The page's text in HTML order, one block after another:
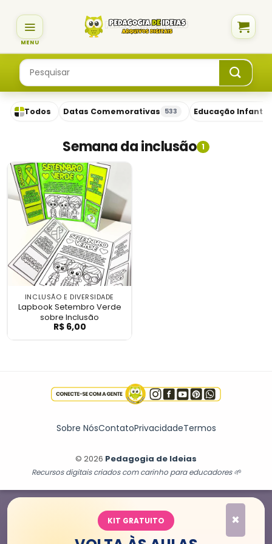
content
Pesquisar
por:
Todos Datas Comemorativas 533 Educação Infantil
Semana da inclusão 1
INCLUSÃO E DIVERSIDADE
Lapbook Setembro Verde
sobre Inclusão
Lapbook Setembro Verde sobre Inclusão
R$6,00
Sobre NósContatoPrivacidadeTermos
© 2026 Pedagogia de Ideias
Recursos digitais criados com carinho para educadores 🌱
×
KIT GRATUITO